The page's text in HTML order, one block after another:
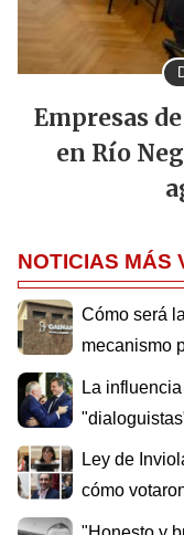
Empresas
en Río
NOTICIAS MÁS
Cómo será
mecanismo
La
Ley de
cómo